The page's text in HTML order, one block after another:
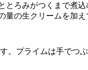
ろみがつくまで煮込
の生クリームを加え
。プライムは手でつ